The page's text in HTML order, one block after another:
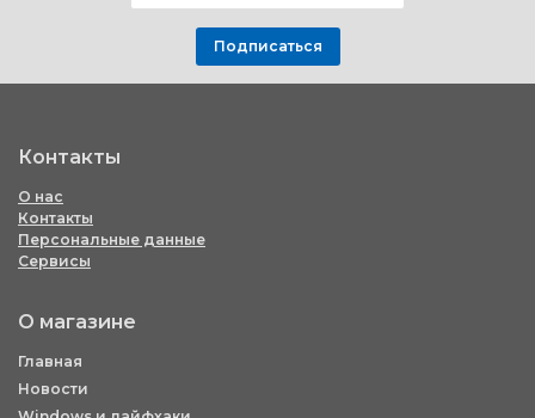
Подписаться
Контакты
О нас
Контакты
Персональные данные
Сервисы
О магазине
Главная
Новости